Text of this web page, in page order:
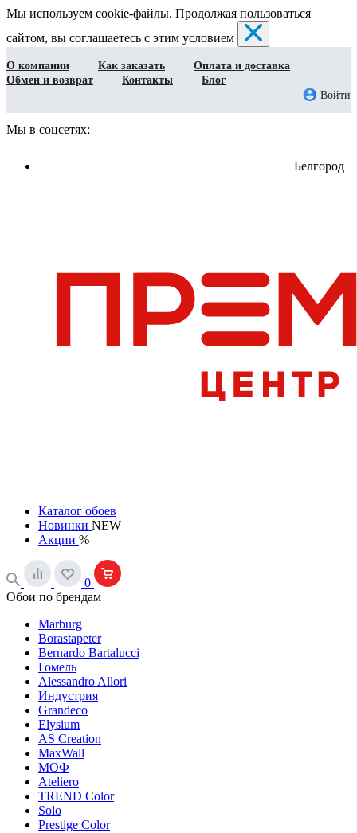
Мы используем cookie-файлы. Продолжая пользоваться
сайтом, вы соглашаетесь с этим условием
О компании Как заказать
Оплата и доставка
Обмен и возврат
Контакты
Блог
Войти
Мы в соцсетях:
Белгород
Каталог обоев
Новинки NEW
Акции %
0
Обои по брендам
Marburg
Borastapeter
Bernardo Bartalucci
Гомель
Alessandro Allori
Индустрия
Grandeco
Elysium
AS Creation
MaxWall
МОФ
Ateliero
TREND Color
Solo
Prestige Color